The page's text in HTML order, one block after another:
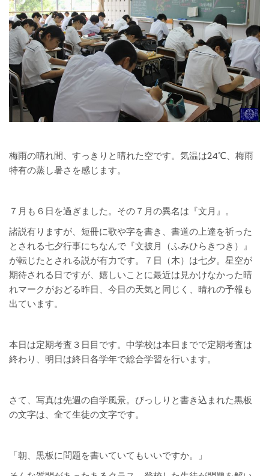
梅雨の晴れ間、すっきりと晴れた空です。気温は24℃、梅雨
特有の蒸し暑さを感じます。
７月も６日を過ぎました。その７月の異名は『文月』。
諸説有りますが、短冊に歌や字を書き、書道の上達を祈った
とされる七夕行事にちなんで『文披月（ふみひらきつき）』
が転じたとされる説が有力です。７日（木）は七夕。星空が
期待される日ですが、嬉しいことに最近は見かけなかった晴
れマークがおどる昨日、今日の天気と同じく、晴れの予報も
出ています。
本日は定期考査３日目です。中学校は本日までで定期考査は
終わり、明日は終日各学年で総合学習を行います。
さて、写真は先週の自学風景。びっしりと書き込まれた黒板
の文字は、全て生徒の文字です。
「朝、黒板に問題を書いていてもいいですか。」